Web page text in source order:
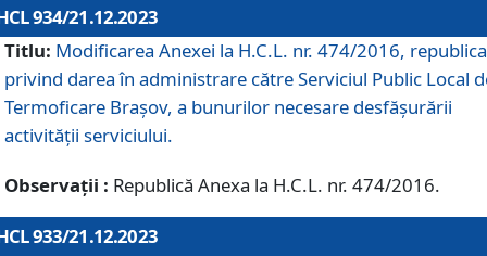
934/21.12.2023
Titlu: Modificarea Anexei la H.C.L. nr. 474/2016,
privind darea în administrare către Serviciul Public Local
Termoficare Braşov, a bunurilor necesare desfăşurării
activităţii serviciului.
Observații : Republică Anexa la H.C.L. nr. 474/2016.
933/21.12.2023